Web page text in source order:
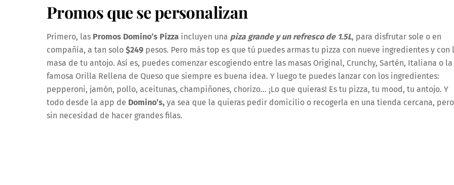
Promos que se personalizan
Primero, las Promos Domino’s Pizza incluyen una piza grande y un refresco de 1.5L, para disfrutar sole o en
compañía, a tan solo $249 pesos. Pero más top es que tú puedes armas tu pizza con nueve ingredientes y con
masa de tu antojo. Así es, puedes comenzar escogiendo entre las masas Original, Crunchy, Sartén, Italiana o la
famosa Orilla Rellena de Queso que siempre es buena idea. Y luego te puedes lanzar con los ingredientes:
pepperoni, jamón, pollo, aceitunas, champiñones, chorizo… ¡Lo que quieras! Es tu pizza, tu mood, tu antojo. Y
todo desde la app de Domino’s, ya sea que la quieras pedir domicilio o recogerla en una tienda cercana, pero
sin necesidad de hacer grandes filas.